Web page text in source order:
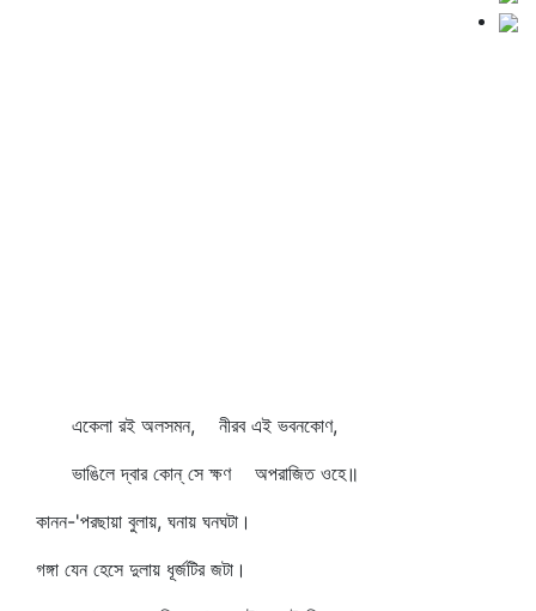
একেলা রই অলসমন, নীরব এই ভবনকোণ,
ভাঙিলে দ্বার কোন্‌ সে ক্ষণ অপরাজিত ওহে॥
কানন-'পরছায়া বুলায়, ঘনায় ঘনঘটা।
গঙ্গা যেন হেসে দুলায় ধূর্জটির জটা।